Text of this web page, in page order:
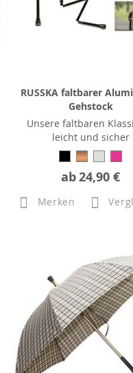
RUSSKA faltbarer
Gehstock
Unsere faltbaren
leicht und sicher
ab24,90 €
Merken